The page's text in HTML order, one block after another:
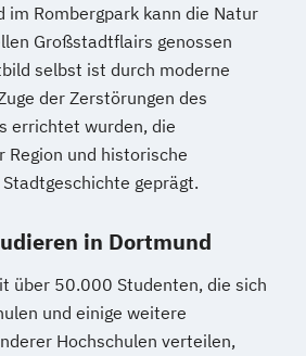
im Rombergpark kann die Natur
Großstadtflairs genossen
selbst ist durch moderne
der Zerstörungen des
errichtet wurden, die
und historische
geprägt.
in Dortmund
über 50.000 Studenten, die sich
und einige weitere
Hochschulen verteilen,